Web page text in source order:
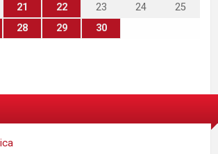
21 22 23 24
25
28 29 30